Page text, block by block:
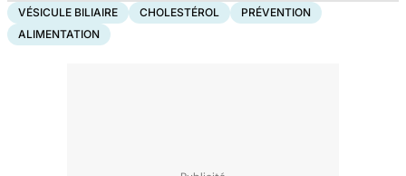
VÉSICULE BILIAIRE CHOLESTÉROL
PRÉVENTION
ALIMENTATION